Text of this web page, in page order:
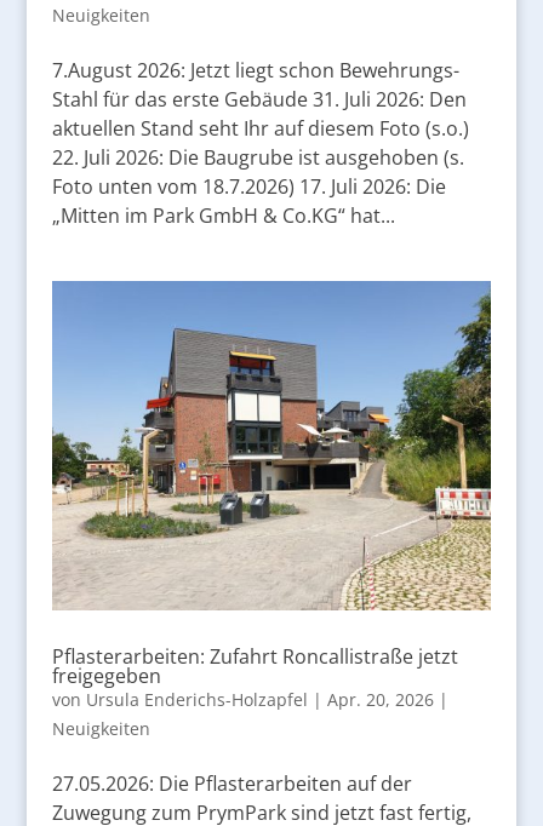
Neuigkeiten
7.August 2026: Jetzt liegt schon Bewehrungs-
Stahl für das erste Gebäude 31. Juli 2026: Den
aktuellen Stand seht Ihr auf diesem Foto (s.o.)
22. Juli 2026: Die Baugrube ist ausgehoben (s.
Foto unten vom 18.7.2026) 17. Juli 2026: Die
„Mitten im Park GmbH & Co.KG“ hat...
Pflasterarbeiten: Zufahrt Roncallistraße jetzt
freigegeben
von Ursula Enderichs-Holzapfel | Apr. 20, 2026|
Neuigkeiten
27.05.2026: Die Pflasterarbeiten auf der
Zuwegung zum PrymPark sind jetzt fast fertig,